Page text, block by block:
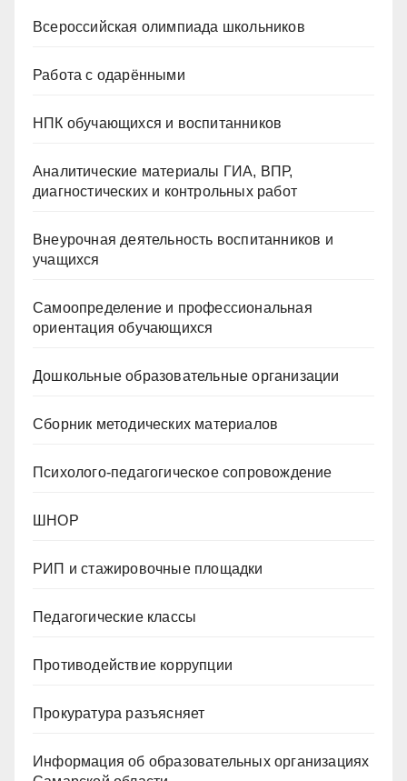
Всероссийская олимпиада школьников
Работа с одарёнными
НПК обучающихся и воспитанников
Аналитические материалы ГИА, ВПР,
диагностических и контрольных работ
Внеурочная деятельность воспитанников и
учащихся
Самоопределение и профессиональная
ориентация обучающихся
Дошкольные образовательные организации
Сборник методических материалов
Психолого-педагогическое сопровождение
ШНОР
РИП и стажировочные площадки
Педагогические классы
Противодействие коррупции
Прокуратура разъясняет
Информация об образовательных организациях